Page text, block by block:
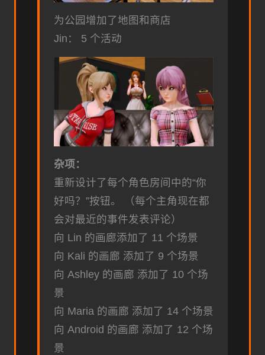
为公园增加了地图和商店
Jin： 5 个活动
杂项：
重新设计了每个角色房间中的“你
好吗？”按钮。 （每个主角现在都
会对最近的事件发表评论）
向 Lin 的画廊添加了 11 个场景
向 Kali 的画廊 添加了 9 个场景
向 Ashley 的画廊 添加了 10 个场
景
向 Maria 的画廊 添加了 14 个场景
向 Android 的画廊 添加了 12 个场
景